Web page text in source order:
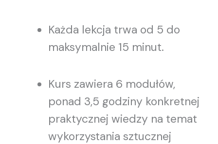
Każda lekcja trwa od 5 do
maksymalnie 15 minut.
Kurs zawiera 6 modułów,
ponad 3,5 godziny konkretnej
praktycznej wiedzy na temat
wykorzystania sztucznej